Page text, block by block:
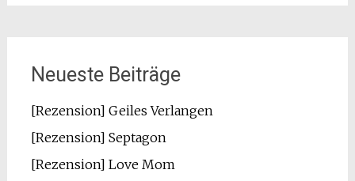
Neueste Beiträge
[Rezension] Geiles Verlangen
[Rezension] Septagon
[Rezension] Love Mom